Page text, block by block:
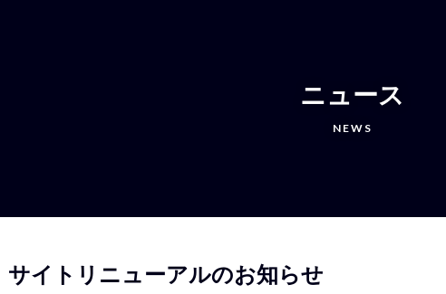
ニュース
NEWS
サイトリニューアルのお知らせ